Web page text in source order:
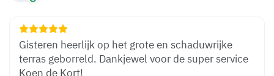
Gisteren heerlijk op het grote en schaduwrijke
terras geborreld. Dankjewel voor de super service
Koen de Kort!